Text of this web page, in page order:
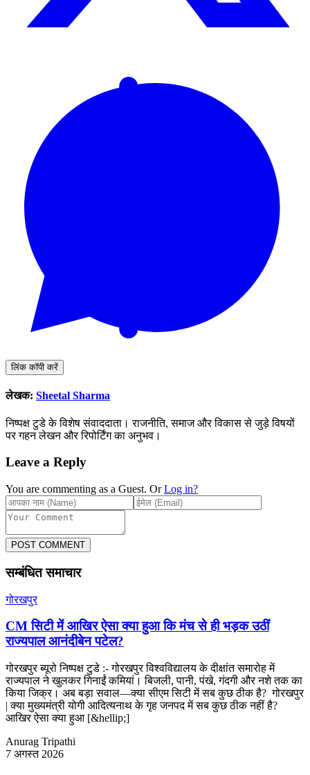
लिंक कॉपी करें
लेखक: Sheetal Sharma
निष्पक्ष टुडे के विशेष संवाददाता। राजनीति, समाज और विकास से जुड़े विषयों
पर गहन लेखन और रिपोर्टिंग का अनुभव।
Leave a Reply
You are commenting as a Guest. Or Log in?
POST COMMENT
सम्बंधित समाचार
गोरखपुर
CM सिटी में आखिर ऐसा क्या हुआ कि मंच से ही भड़क उठीं
राज्यपाल आनंदीबेन पटेल?
गोरखपुर ब्यूरो निष्पक्ष टुडे :- गोरखपुर विश्वविद्यालय के दीक्षांत समारोह में
राज्यपाल ने खुलकर गिनाईं कमियां। बिजली, पानी, पंखे, गंदगी और नशे तक का
किया जिक्र। अब बड़ा सवाल—क्या सीएम सिटी में सब कुछ ठीक है? गोरखपुर
| क्या मुख्यमंत्री योगी आदित्यनाथ के गृह जनपद में सब कुछ ठीक नहीं है?
आखिर ऐसा क्या हुआ [&hellip;]
Anurag Tripathi
7 अगस्त 2026